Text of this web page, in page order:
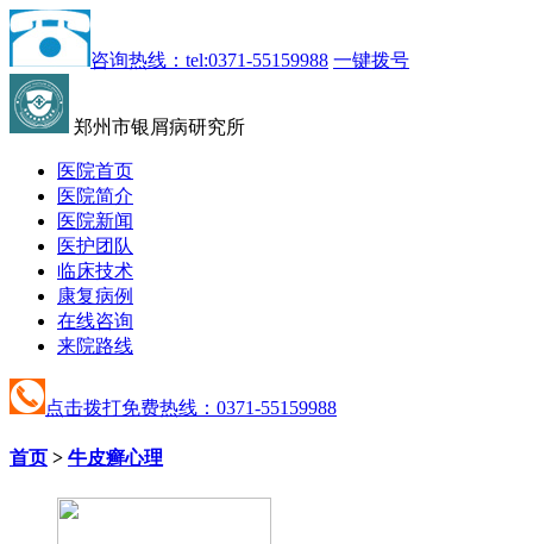
咨询热线：tel:0371-55159988 一键拨号
郑州市银屑病研究所
医院首页
医院简介
医院新闻
医护团队
临床技术
康复病例
在线咨询
来院路线
点击拨打免费热线：0371-55159988
首页 > 牛皮癣心理